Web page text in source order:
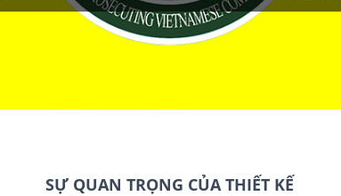
SỰ QUAN TRỌNG CỦA THIẾT KẾ